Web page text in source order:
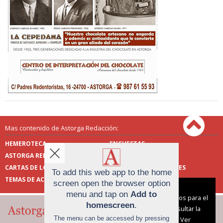
Mas contenido de Astorga Redacción:
HEMEROTECA
ENCUESTAS
ASTORGA REDACCIÓN
PUBLICIDAD
CARTAS DE LOS LECTORES
FOTOS DE LOS LECTORES
TEMAS DE ACTUALIDAD
Aviso sobre el Uso de cookies:
Utilizamos cookies nuestras y de terceros para el
funcionamiento del digital. Puedes consultar la
lista de cookies y como desconectarlas.
Ver
To add this web app to the home
screen open the browser option
menu and tap on Add to
homescreen.
The menu can be accessed by pressing